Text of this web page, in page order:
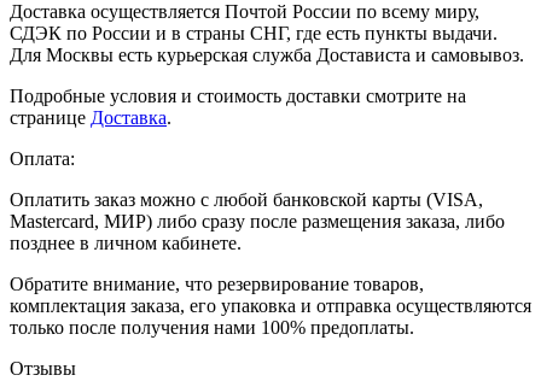
Доставка осуществляется Почтой России по всему миру,
СДЭК по России и в страны СНГ, где есть пункты выдачи.
Для Москвы есть курьерская служба Достависта и самовывоз.
Подробные условия и стоимость доставки смотрите на
странице Доставка.
Оплата:
Оплатить заказ можно с любой банковской карты (VISA,
Mastercard, МИР) либо сразу после размещения заказа, либо
позднее в личном кабинете.
Обратите внимание, что резервирование товаров,
комплектация заказа, его упаковка и отправка осуществляются
только после получения нами 100% предоплаты.
Отзывы